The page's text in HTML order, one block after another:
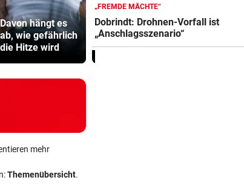
Davon hängt es
ab, wie gefährlich
die Hitze wird
Jamie Olivers
älteste Tochter
Poppy wird
heiraten
15. August“:
Ansturm
mehr
Themenübersicht.
„FREMDE MÄCHTE“
Dobrindt: Drohnen-Vorfall ist
„Anschlagsszenario“